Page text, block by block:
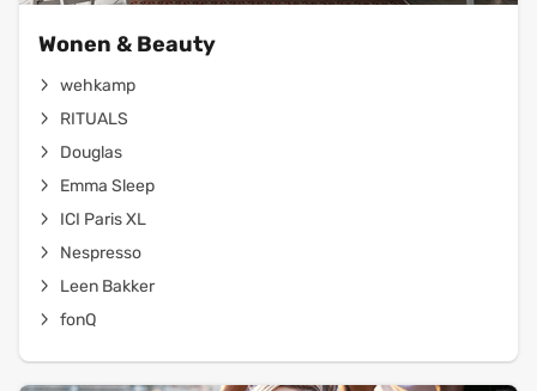
Wonen & Beauty
wehkamp
RITUALS
Douglas
Emma Sleep
ICI Paris XL
Nespresso
Leen Bakker
fonQ